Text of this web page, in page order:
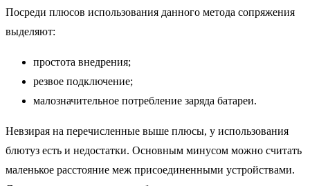
Посреди плюсов использования данного метода сопряжения
выделяют:
простота внедрения;
резвое подключение;
малозначительное потребление заряда батареи.
Невзирая на перечисленные выше плюсы, у использования
блютуз есть и недостатки. Основным минусом можно считать
маленькое расстояние меж присоединенными устройствами.